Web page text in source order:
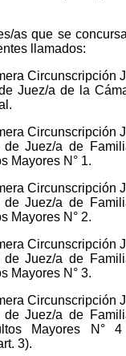
as que se
llamados:
Circunscripción
Juez/a de la
Circunscripción
Juez/a de
Mayores N° 1.
Circunscripción
Juez/a de
Mayores N° 2.
Circunscripción
Juez/a de
Mayores N° 3.
Circunscripción
Juez/a de
Mayores N°
3).